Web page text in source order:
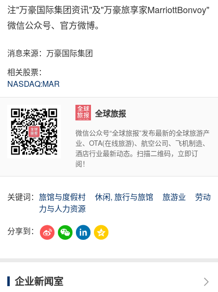
注"万豪国际集团资讯"及"万豪旅享家MarriottBonvoy"
微信公众号、官方微博。
消息来源：万豪国际集团
相关股票：
NASDAQ:MAR
全球旅报
微信公众号“全球旅报”发布最新的全球旅游产
业、OTA(在线旅游)、航空公司、飞机制造、
酒店行业最新动态。扫描二维码，立即订
阅！
关键词： 旅馆与度假村 休闲, 旅行与旅馆 旅游业
劳动
力与人力资源
分享到：
企业新闻室